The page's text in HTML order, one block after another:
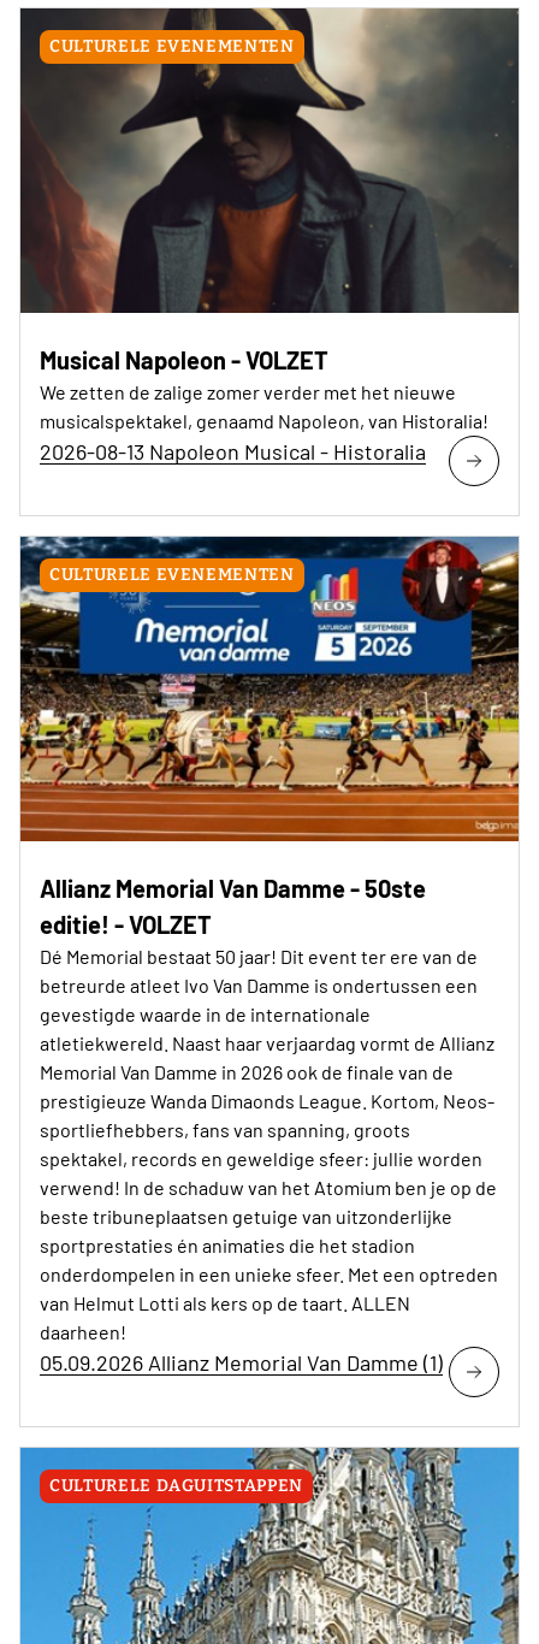
lijst van P+R via
https://parking.brussels/nl/smart_parking/park-
ride-pr Graag parking in de buurt? De volledig
beveiligde Parking Royal bevindt zich op slechts 4
minuten te voet van het Koninklijk Circus. De
parking is bereikbaar met de auto via de
Lignestraat 27. De toegang voor voetgangers
bevindt zich ter hoogte van de Koningsstraat 128.
Meer info op: https://www.parking-royal.be De
(Madou) zijn eveneens dichtbij gelegen.
CULTURELE EVENEMENTEN
Musical Napoleon - VOLZET
We zetten de zalige zomer verder met het nieuwe
musicalspektakel, genaamd Napoleon, van Historalia!
2026-08-13 Napoleon Musical - Historalia
CULTURELE EVENEMENTEN
Allianz Memorial Van Damme - 50ste
editie! - VOLZET
Dé Memorial bestaat 50 jaar! Dit event ter ere van de
betreurde atleet Ivo Van Damme is ondertussen een
gevestigde waarde in de internationale
atletiekwereld. Naast haar verjaardag vormt de Allianz
Memorial Van Damme in 2026 ook de finale van de
prestigieuze Wanda Dimaonds League. Kortom, Neos-
sportliefhebbers, fans van spanning, groots
spektakel, records en geweldige sfeer: jullie worden
verwend! In de schaduw van het Atomium ben je op de
beste tribuneplaatsen getuige van uitzonderlijke
sportprestaties én animaties die het stadion
onderdompelen in een unieke sfeer. Met een optreden
van Helmut Lotti als kers op de taart. ALLEN
daarheen!
05.09.2026 Allianz Memorial Van Damme (1)
CULTURELE DAGUITSTAPPEN